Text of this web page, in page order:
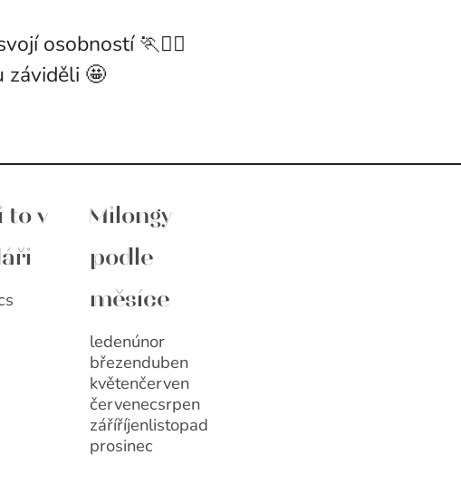
osobností 🏃🏃‍♀️
záviděli 🤩
to v
Milongy
podle
měsíce
ledenúnor
březenduben
květenčerven
červenecsrpen
záříříjenlistopad
prosinec